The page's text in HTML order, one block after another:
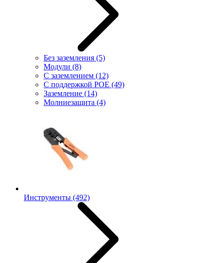
Без заземления (5)
Модули (8)
С заземлением (12)
С поддержкой POE (49)
Заземление (14)
Молниезащита (4)
Инструменты (492)